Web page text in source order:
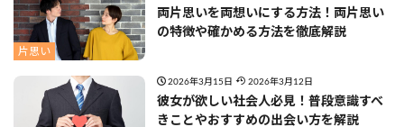
片思い
両片思いを両想いにする方法！両片思い
の特徴や確かめる方法を徹底解説
2026年3月15日 2026年3月12日
彼女が欲しい社会人必見！普段意識すべ
きことやおすすめの出会い方を解説